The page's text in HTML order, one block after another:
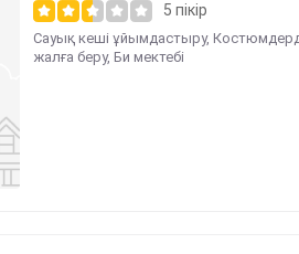
5 пікір
Сауық кеші ұйымдастыру,
жалға беру, Би мектебі